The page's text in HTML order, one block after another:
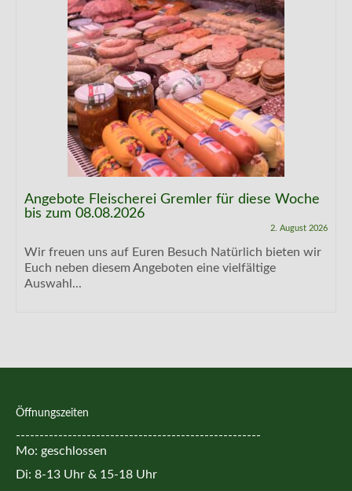
Angebote Fleischerei Gremler für diese Woche
bis zum 08.08.2026
2. August 2026
Wir freuen uns auf Euren Besuch Natürlich bieten wir
Euch neben diesem Angeboten eine vielfältige
Auswahl...
Öffnungszeiten
----------------------------------------------------
Mo: geschlossen
Di: 8-13 Uhr & 15-18 Uhr